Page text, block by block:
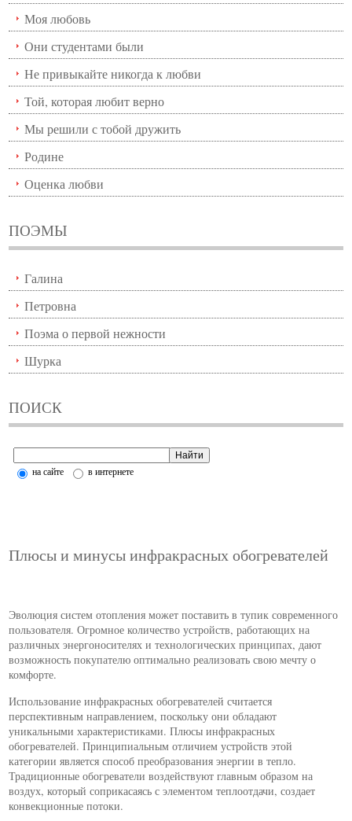
Моя любовь
Они студентами были
Не привыкайте никогда к любви
Той, которая любит верно
Мы решили с тобой дружить
Родине
Оценка любви
ПОЭМЫ
Галина
Петровна
Поэма о первой нежности
Шурка
ПОИСК
на сайте в интернете
Плюсы и минусы инфракрасных обогревателей
Эволюция систем отопления может поставить в тупик современного
пользователя. Огромное количество устройств, работающих на
различных энергоносителях и технологических принципах, дают
возможность покупателю оптимально реализовать свою мечту о
комфорте.
Использование инфракрасных обогревателей считается
перспективным направлением, поскольку они обладают
уникальными характеристиками. Плюсы инфракрасных
обогревателей. Принципиальным отличием устройств этой
категории является способ преобразования энергии в тепло.
Традиционные обогреватели воздействуют главным образом на
воздух, который соприкасаясь с элементом теплоотдачи, создает
конвекционные потоки.